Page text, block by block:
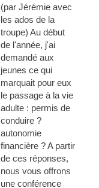
(par Jérémie avec
les ados de la
troupe) Au début
de l'année, j'ai
demandé aux
jeunes ce qui
marquait pour eux
le passage à la vie
adulte : permis de
conduire ?
autonomie
financière ? A partir
de ces réponses,
nous vous offrons
une conférence